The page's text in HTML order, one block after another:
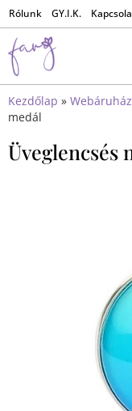
Rólunk GY.I.K.
Kezdőlap » Webáruház
medál
Üveglencsés